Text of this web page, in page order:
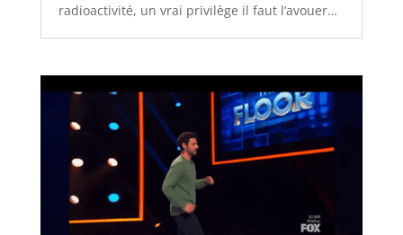
radioactivité, un vrai privilège il faut l’avouer…